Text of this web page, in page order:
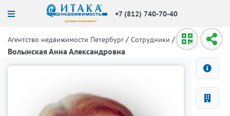
+7 (812) 740-70-40
Агентство недвижимости Петербург / Сотрудники /
Волынская Анна Александровна